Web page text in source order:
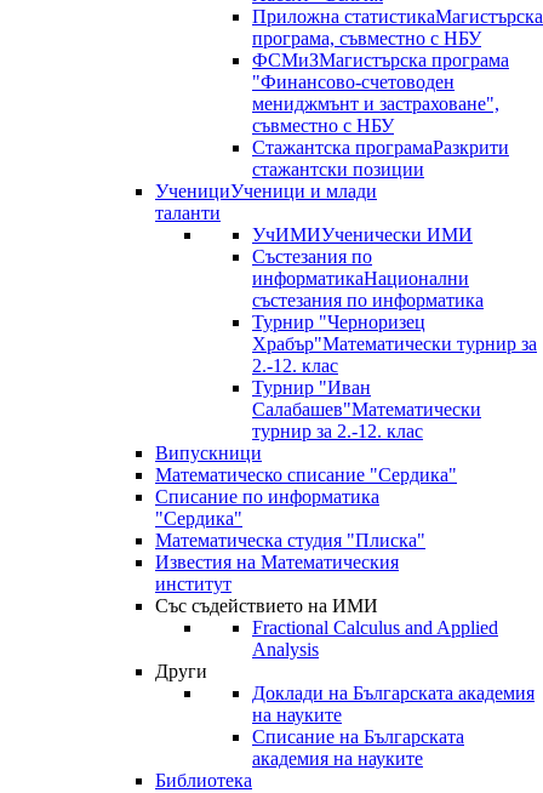
Приложна статистикаМагистърска
програма, съвместно с НБУ
ФСМиЗМагистърска програма
"Финансово-счетоводен
мениджмънт и застраховане",
съвместно с НБУ
Стажантска програмаРазкрити
стажантски позиции
УченициУченици и млади
таланти
УчИМИУченически ИМИ
Състезания по
информатикаНационални
състезания по информатика
Турнир "Черноризец
Храбър"Математически турнир за
2.-12. клас
Турнир "Иван
Салабашев"Математически
турнир за 2.-12. клас
Випускници
Математическо списание "Сердика"
Списание по информатика
"Сердика"
Математическа студия "Плиска"
Известия на Математическия
институт
Със съдействието на ИМИ
Fractional Calculus and Applied
Analysis
Други
Доклади на Българската академия
на науките
Списание на Българската
академия на науките
Библиотека